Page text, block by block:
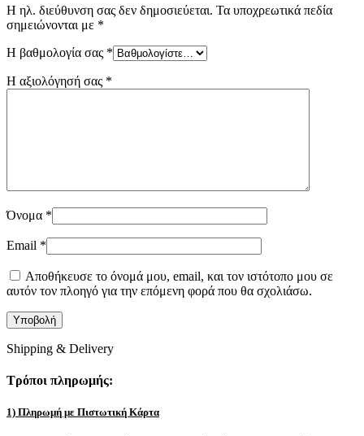
Η ηλ. διεύθυνση σας δεν δημοσιεύεται. Τα υποχρεωτικά πεδία
σημειώνονται με *
Η βαθμολογία σας *
Η αξιολόγησή σας *
Όνομα *
Email *
Αποθήκευσε το όνομά μου, email, και τον ιστότοπο μου σε
αυτόν τον πλοηγό για την επόμενη φορά που θα σχολιάσω.
Shipping & Delivery
Τρόποι πληρωμής:
1) Πληρωμή με Πιστωτική Κάρτα